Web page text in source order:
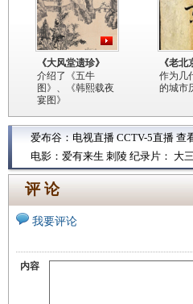
《大风堂遗珍》
介绍了《五牛
图》、《韩熙载夜
宴图》
《老北
作为几
的城市
爱布谷： 电视直播 CCTV-5直播 查
电影： 爱有来生 刺陵 纪录片： 大
评 论
我要评论
内容